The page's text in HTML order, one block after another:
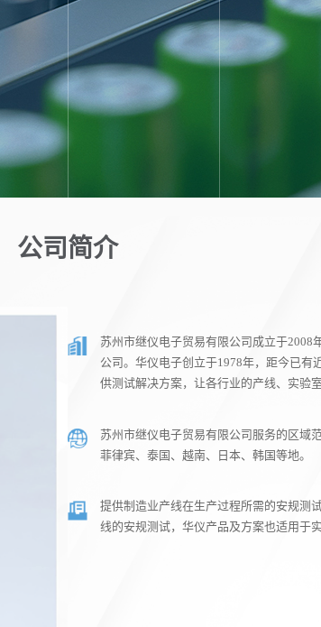
公司简介
苏州市继仪电子贸易有限公司成立于2008
公司。华仪电子创立于1978年，距今已有
供测试解决方案，让各行业的产线、实验
苏州市继仪电子贸易有限公司服务的区域
菲律宾、泰国、越南、日本、韩国等地。
提供制造业产线在生产过程所需的安规测
线的安规测试，华仪产品及方案也适用于